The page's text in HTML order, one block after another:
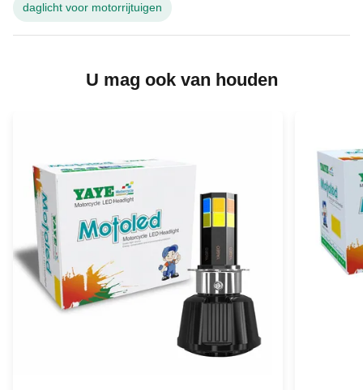
daglicht voor motorrijtuigen
U mag ook van houden